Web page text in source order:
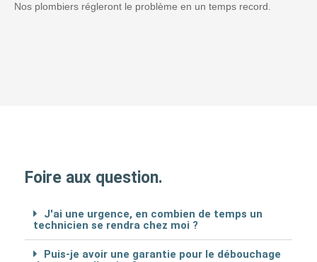
Nos plombiers régleront le problème en un temps record.
Foire aux question.
J'ai une urgence, en combien de temps un
technicien se rendra chez moi ?
Puis-je avoir une garantie pour le débouchage